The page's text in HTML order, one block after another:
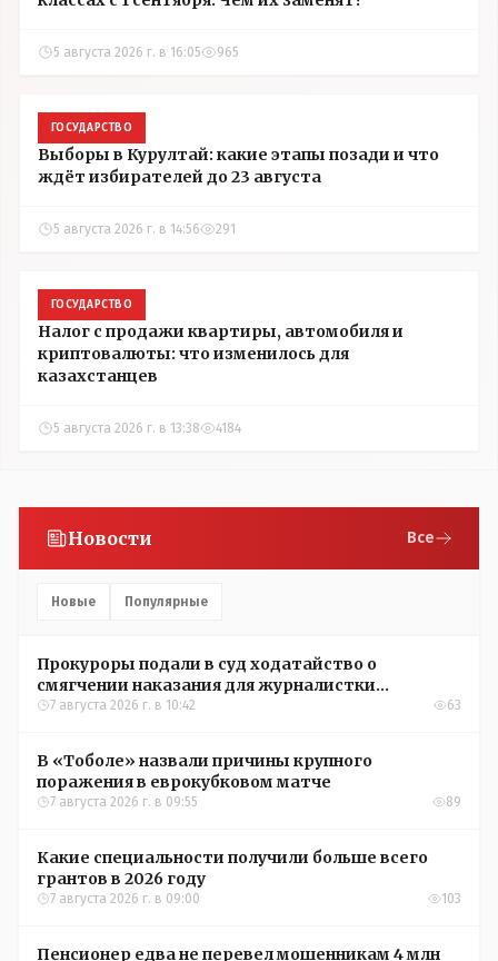
5 августа 2026 г. в 16:05 965
ГОСУДАРСТВО
Выборы в Курултай: какие этапы позади и что
ждёт избирателей до 23 августа
5 августа 2026 г. в 14:56 291
ГОСУДАРСТВО
Налог с продажи квартиры, автомобиля и
криптовалюты: что изменилось для
казахстанцев
5 августа 2026 г. в 13:38 4184
Новости Все
Новые Популярные
Прокуроры подали в суд ходатайство о
смягчении наказания для журналистки
Александры Алёховой
7 августа 2026 г. в 10:42 63
В «Тоболе» назвали причины крупного
поражения в еврокубковом матче
7 августа 2026 г. в 09:55 89
Какие специальности получили больше всего
грантов в 2026 году
7 августа 2026 г. в 09:00 103
Пенсионер едва не перевел мошенникам 4 млн